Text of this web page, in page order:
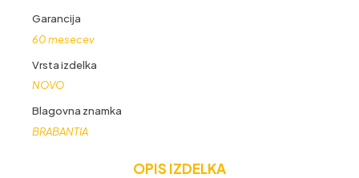
Garancija
60 mesecev
Vrsta izdelka
NOVO
Blagovna znamka
BRABANTIA
OPIS IZDELKA